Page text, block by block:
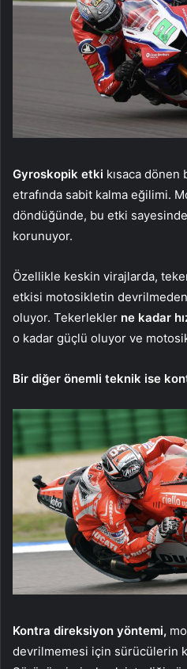
Gyroskopik etki kısaca
etrafında sabit kalma eğilimi.
döndüğünde, bu etki
korunuyor.
Özellikle keskin virajlarda,
etkisi motosikletin devrilmeden
oluyor. Tekerlekler ne kadar
o kadar güçlü oluyor ve
Bir diğer önemli teknik ise
Kontra direksiyon yöntemi,
devrilmemesi için sürücülerin